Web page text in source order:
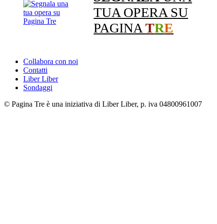
TUA OPERA SU
PAGINATRE
Collabora con noi
Contatti
Liber Liber
Sondaggi
© Pagina Tre è una iniziativa di Liber Liber, p. iva 04800961007